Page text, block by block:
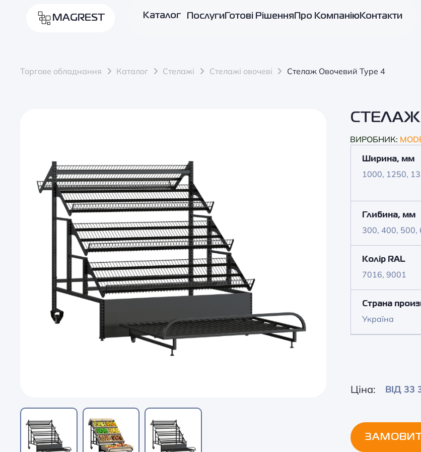
MAGREST Каталог ПослугиГотові Рішення Про КомпаніюКонтакти
Торгове обладнання Каталог Стелажі Стелажі овочеві Стелаж Овочевий Type 4
СТЕЛАЖ
ВИРОБНИК:
Ширина, мм
1000, 1250,
Глибина, мм
300, 400, 500,
Колір RAL
7016, 9001
Страна
Україна
Ціна: ВІД 33